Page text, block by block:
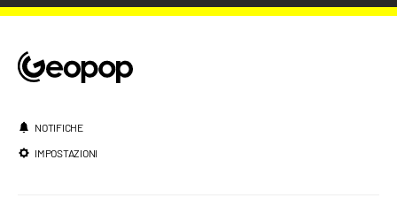
NOTIFICHE
IMPOSTAZIONI